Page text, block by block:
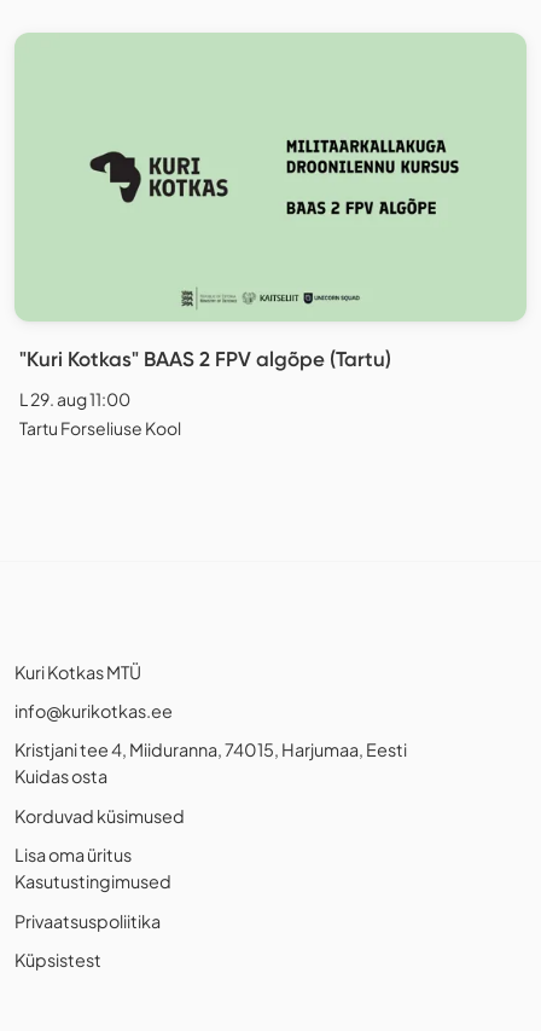
"Kuri Kotkas" BAAS 2 FPV algõpe (Tartu)
L 29. aug 11:00
Tartu Forseliuse Kool
Kuri Kotkas MTÜ
info@kurikotkas.ee
Kristjani tee 4, Miiduranna, 74015, Harjumaa, Eesti
Kuidas osta
Korduvad küsimused
Lisa oma üritus
Kasutustingimused
Privaatsuspoliitika
Küpsistest